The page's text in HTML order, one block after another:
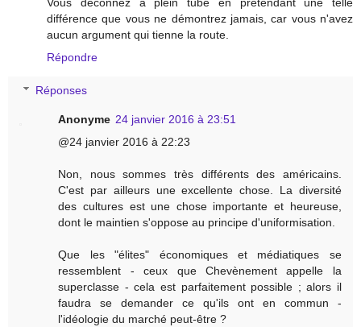
différence que vous ne démontrez jamais, car vous n'avez
aucun argument qui tienne la route.
Répondre
Réponses
Anonyme 24 janvier 2016 à 23:51
@24 janvier 2016 à 22:23
Non, nous sommes très différents des américains.
C'est par ailleurs une excellente chose. La diversité
des cultures est une chose importante et heureuse,
dont le maintien s'oppose au principe d'uniformisation.
Que les "élites" économiques et médiatiques se
ressemblent - ceux que Chevènement appelle la
superclasse - cela est parfaitement possible ; alors il
faudra se demander ce qu'ils ont en commun -
l'idéologie du marché peut-être ?